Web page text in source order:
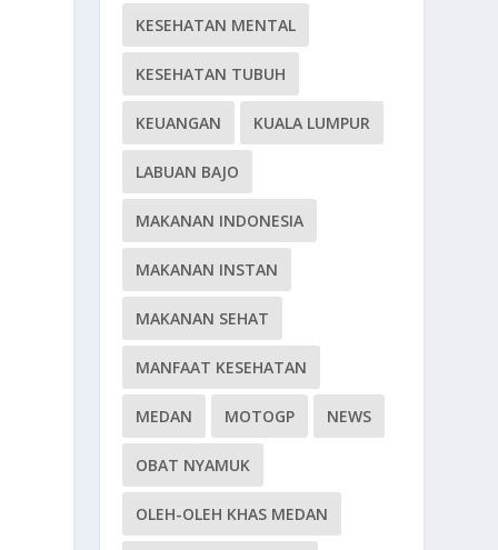
KESEHATAN MENTAL
KESEHATAN TUBUH
KEUANGAN KUALA LUMPUR
LABUAN BAJO
MAKANAN INDONESIA
MAKANAN INSTAN
MAKANAN SEHAT
MANFAAT KESEHATAN
MEDAN MOTOGP NEWS
OBAT NYAMUK
OLEH-OLEH KHAS MEDAN